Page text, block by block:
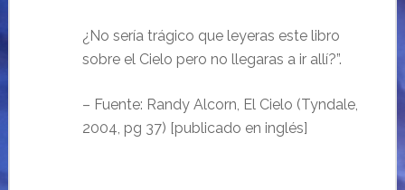
¿No sería trágico que leyeras este libro
sobre el Cielo pero no llegaras a ir allí?”.
– Fuente: Randy Alcorn, El Cielo (Tyndale,
2004, pg 37) [publicado en inglés]